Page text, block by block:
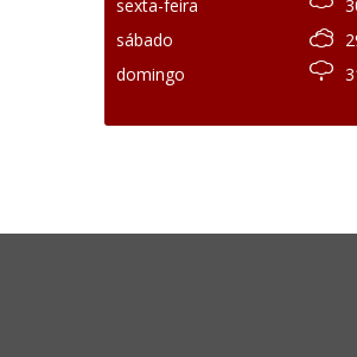
sexta-feira
sábado
domingo